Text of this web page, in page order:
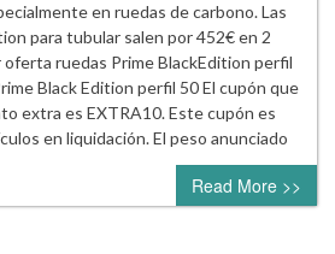
en ruedas de carbono. Las
para tubular salen por 452€ en 2
ruedas Prime BlackEdition perfil
Black Edition perfil 50 El cupón que
extra es EXTRA10. Este cupón es
en liquidación. El peso anunciado
Read More >>